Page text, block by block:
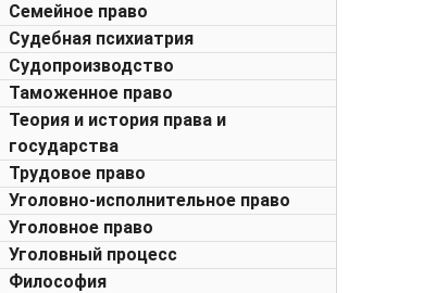
Семейное право
Судебная психиатрия
Судопроизводство
Таможенное право
Теория и история права и
государства
Трудовое право
Уголовно-исполнительное право
Уголовное право
Уголовный процесс
Философия